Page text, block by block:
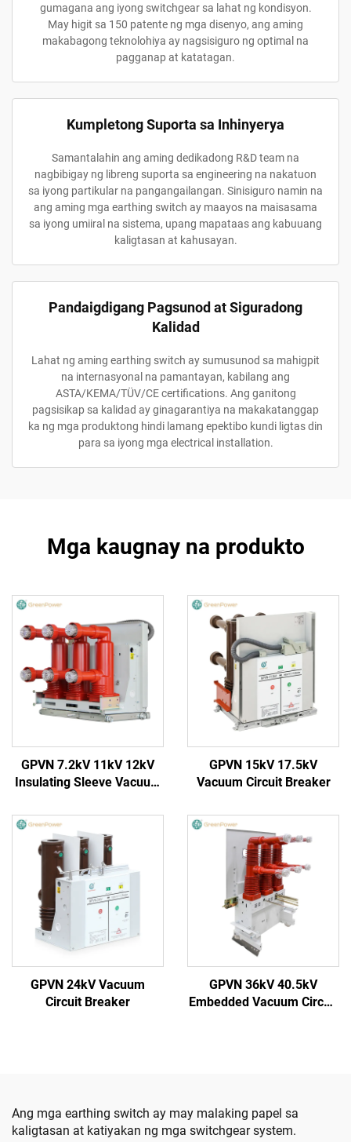
gumagana ang iyong switchgear sa lahat ng kondisyon.
May higit sa 150 patente ng mga disenyo, ang aming
makabagong teknolohiya ay nagsisiguro ng optimal na
pagganap at katatagan.
Kumpletong Suporta sa Inhinyerya
Samantalahin ang aming dedikadong R&D team na
nagbibigay ng libreng suporta sa engineering na nakatuon
sa iyong partikular na pangangailangan. Sinisiguro namin na
ang aming mga earthing switch ay maayos na maisasama
sa iyong umiiral na sistema, upang mapataas ang kabuuang
kaligtasan at kahusayan.
Pandaigdigang Pagsunod at Siguradong
Kalidad
Lahat ng aming earthing switch ay sumusunod sa mahigpit
na internasyonal na pamantayan, kabilang ang
ASTA/KEMA/TÜV/CE certifications. Ang ganitong
pagsisikap sa kalidad ay ginagarantiya na makakatanggap
ka ng mga produktong hindi lamang epektibo kundi ligtas din
para sa iyong mga electrical installation.
Mga kaugnay na produkto
GPVN 7.2kV 11kV 12kV
Insulating Sleeve Vacuum
GPVN 15kV 17.5kV
Vacuum Circuit Breaker
GPVN 24kV Vacuum
Circuit Breaker
GPVN 36kV 40.5kV
Embedded Vacuum Circuit
Ang mga earthing switch ay may malaking papel sa
kaligtasan at katiyakan ng mga switchgear system.